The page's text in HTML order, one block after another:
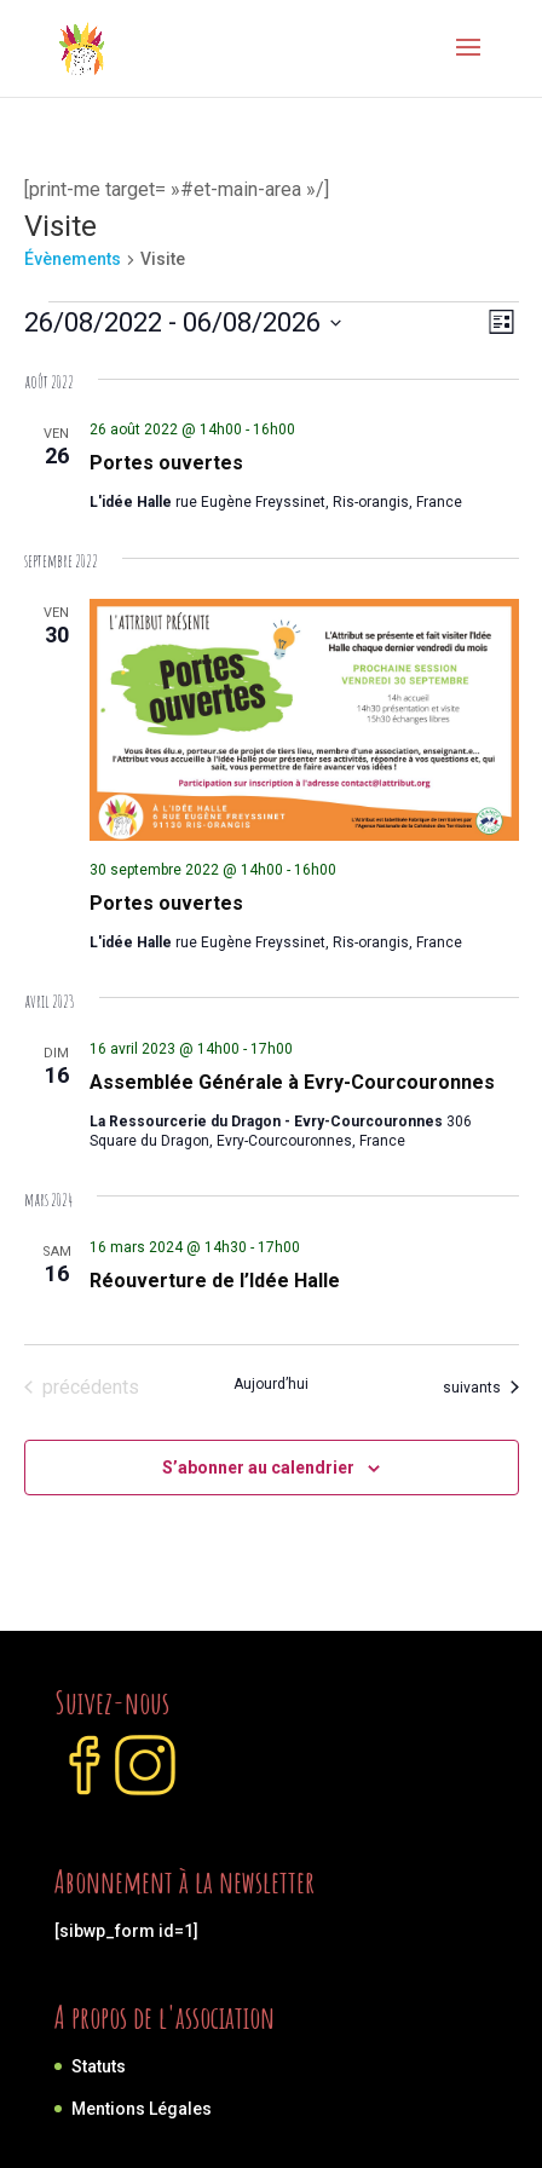
[print-me target= »#et-main-area »/]
Visite
Évènements Visite
Évènements
vues
Liste
26/08/2022 - 06/08/2026
une
date.
août 2022
VEN
26 Portes ouvertes
26 août 2022 @ 14h00 - 16h00
L'idée Halle rue Eugène Freyssinet, Ris-orangis, France
septembre 2022
VEN
30
Portes ouvertes
30 septembre 2022 @ 14h00 - 16h00
L'idée Halle rue Eugène Freyssinet, Ris-orangis, France
avril 2023
DIM
16 Assemblée Générale à Evry-Courcouronnes
16 avril 2023 @ 14h00 - 17h00
La Ressourcerie du Dragon - Evry-Courcouronnes 306
Square du Dragon, Evry-Courcouronnes, France
mars 2024
SAM
16 Réouverture de l’Idée Halle
16 mars 2024 @ 14h30 - 17h00
Évènements
précédents Aujourd’hui Évènements
suivants
S’abonner au calendrier
Suivez-nous
Abonnement à la newsletter
[sibwp_form id=1]
A propos de l'association
Statuts
Mentions Légales